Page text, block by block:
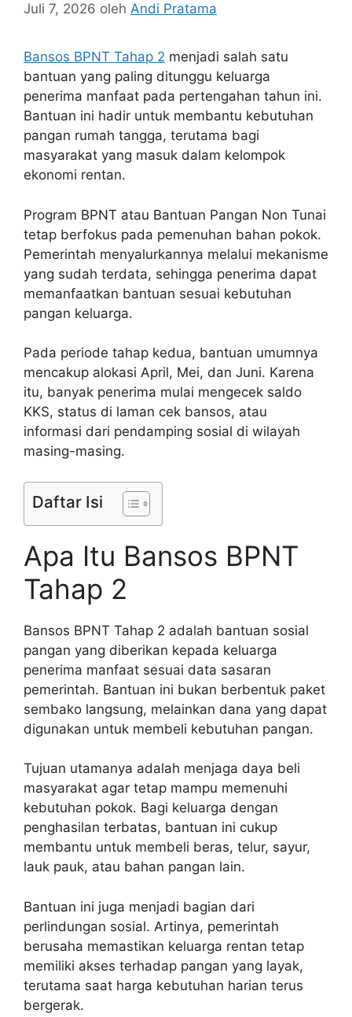
Juli 7, 2026 oleh Andi Pratama
Bansos BPNT Tahap 2 menjadi salah satu
bantuan yang paling ditunggu keluarga
penerima manfaat pada pertengahan tahun ini.
Bantuan ini hadir untuk membantu kebutuhan
pangan rumah tangga, terutama bagi
masyarakat yang masuk dalam kelompok
ekonomi rentan.
Program BPNT atau Bantuan Pangan Non Tunai
tetap berfokus pada pemenuhan bahan pokok.
Pemerintah menyalurkannya melalui mekanisme
yang sudah terdata, sehingga penerima dapat
memanfaatkan bantuan sesuai kebutuhan
pangan keluarga.
Pada periode tahap kedua, bantuan umumnya
mencakup alokasi April, Mei, dan Juni. Karena
itu, banyak penerima mulai mengecek saldo
KKS, status di laman cek bansos, atau
informasi dari pendamping sosial di wilayah
masing-masing.
Daftar Isi
Apa Itu Bansos BPNT
Tahap 2
Bansos BPNT Tahap 2 adalah bantuan sosial
pangan yang diberikan kepada keluarga
penerima manfaat sesuai data sasaran
pemerintah. Bantuan ini bukan berbentuk paket
sembako langsung, melainkan dana yang dapat
digunakan untuk membeli kebutuhan pangan.
Tujuan utamanya adalah menjaga daya beli
masyarakat agar tetap mampu memenuhi
kebutuhan pokok. Bagi keluarga dengan
penghasilan terbatas, bantuan ini cukup
membantu untuk membeli beras, telur, sayur,
lauk pauk, atau bahan pangan lain.
Bantuan ini juga menjadi bagian dari
perlindungan sosial. Artinya, pemerintah
berusaha memastikan keluarga rentan tetap
memiliki akses terhadap pangan yang layak,
terutama saat harga kebutuhan harian terus
bergerak.